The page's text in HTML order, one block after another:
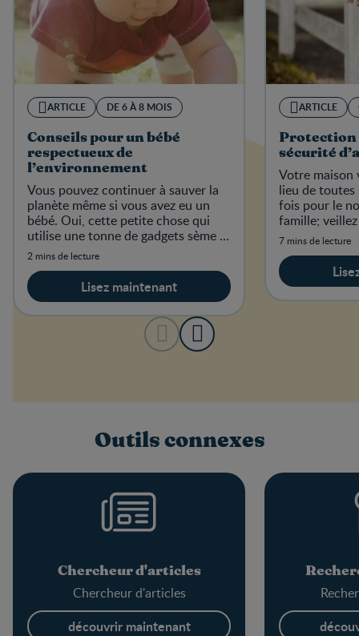
ARTICLE DE 6 À 8 MOIS
Conseils pour un bébé
respectueux de
l’environnement
Vous pouvez continuer à sauver la
planète même si vous avez eu un
bébé. Oui, cette petite chose qui
utilise une tonne de gadgets sème la
pagaille autour d’elle.
2 mins de lecture
Lisez maintenant
ARTICLE
Protection
sécurité
Votre maison
lieu de toutes
fois pour le
famille;
monde
7 mins de lecture
Outils connexes
Chercheur d'articles
Chercheur d'articles
découvrir maintenant